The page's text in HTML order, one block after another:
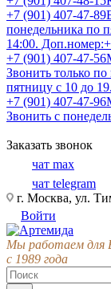
+7 (901) 407-47-89
понедельника по
14:00.
+7 (901) 407-47-56
Звонить только
пятницу с 10 до 19.
+7 (901) 407-47-96
Звонить с
Заказать звонок
чат max
чат telegram
г. Москва, ул.
Войти
Мы работаем для
с 1989 года